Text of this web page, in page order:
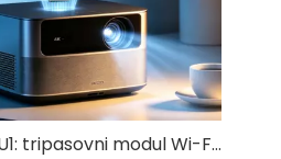
BL-M7921AU1: tripasovni modul Wi-Fi 6 + Bluetooth 5.4 USB 3.0 | Visokohitrostna brezžična rešitev za IoT in industrijske naprave